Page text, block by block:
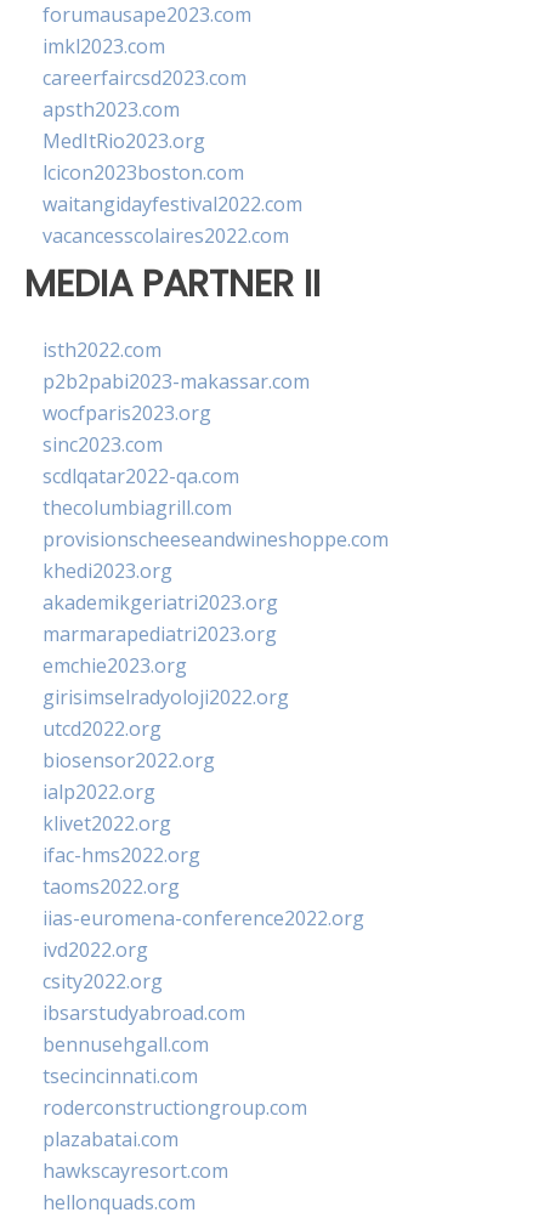
forumausape2023.com
imkl2023.com
careerfaircsd2023.com
apsth2023.com
MedItRio2023.org
lcicon2023boston.com
waitangidayfestival2022.com
vacancesscolaires2022.com
MEDIA PARTNER II
isth2022.com
p2b2pabi2023-makassar.com
wocfparis2023.org
sinc2023.com
scdlqatar2022-qa.com
thecolumbiagrill.com
provisionscheeseandwineshoppe.com
khedi2023.org
akademikgeriatri2023.org
marmarapediatri2023.org
emchie2023.org
girisimselradyoloji2022.org
utcd2022.org
biosensor2022.org
ialp2022.org
klivet2022.org
ifac-hms2022.org
taoms2022.org
iias-euromena-conference2022.org
ivd2022.org
csity2022.org
ibsarstudyabroad.com
bennusehgall.com
tsecincinnati.com
roderconstructiongroup.com
plazabatai.com
hawkscayresort.com
hellonquads.com